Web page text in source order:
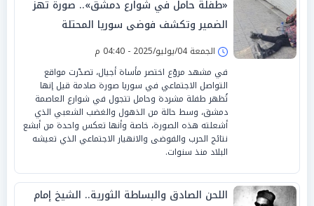
«طفلة حامل في شوارع دمشق».. صورة تهز
الضمير وتكشف فوضى سوريا المحتلة
الجمعة 04/يوليو/2025 - 04:40 م
في مشهد مروّع اختصر مأساة أجيال، تصدّرت مواقع
التواصل الاجتماعي في سوريا صورة صادمة قيل إنها
تُظهر طفلة مشردة وحامل تتجول في شوارع العاصمة
دمشق، وسط حالة من الذهول والغضب الشعبي الذي
أشعلته هذه الصورة، خاصة وأنها تعكس واحدة من أبشع
نتائج الحرب والفوضى والانهيار الاجتماعي الذي تعيشه
البلاد منذ سنوات.
اللحن الصادق والبساطة الثورية.. الشيخ إمام